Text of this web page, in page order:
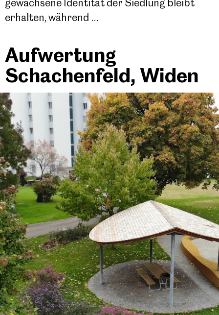
gewachsene Identität der Siedlung bleibt
erhalten, während …
Aufwertung
Schachenfeld, Widen